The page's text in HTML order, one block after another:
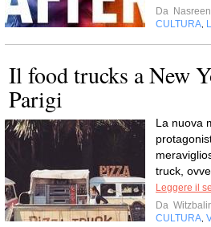
Da Nasreen
CULTURA
Il food trucks a New
Parigi
La nuova
truck,
Leggere il
Da
CULTURA